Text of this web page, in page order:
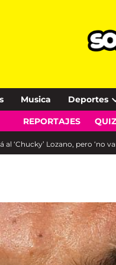
Musica Deportes
REPORTAJES
‘Chucky’ Lozano, pero ‘no